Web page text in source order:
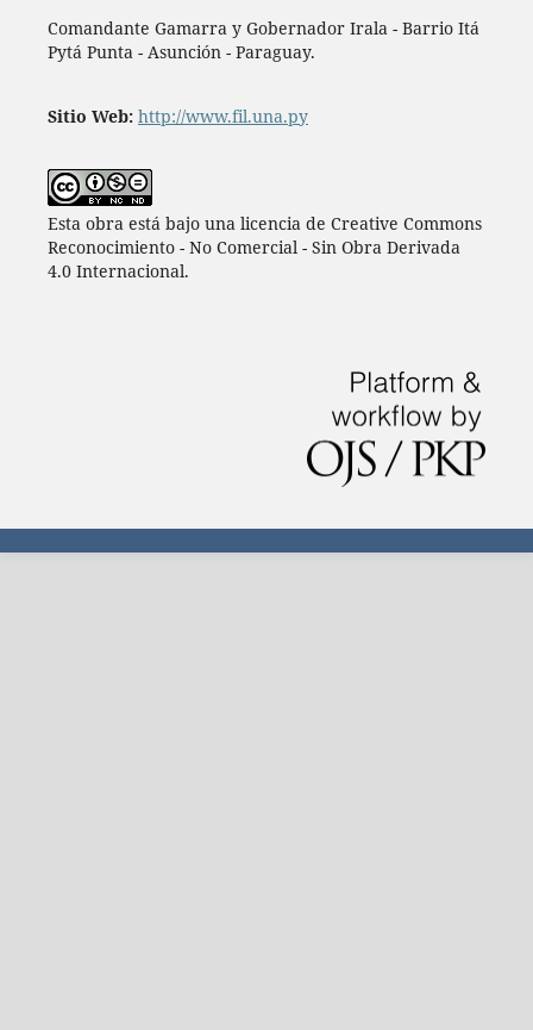
Comandante Gamarra y Gobernador Irala - Barrio Itá
Pytá Punta - Asunción - Paraguay.
Sitio Web: http://www.fil.una.py
Esta obra está bajo una licencia de Creative Commons
Reconocimiento - No Comercial - Sin Obra Derivada
4.0 Internacional.